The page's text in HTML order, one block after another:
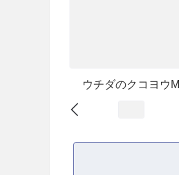
ウチダのクコヨウM